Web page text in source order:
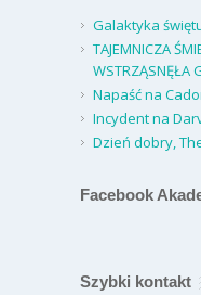
Galaktyka
TAJEMNICZA
WSTRZĄSNĘŁA
Napaść na
Incydent na
Dzień dobry,
Facebook
Szybki kontakt